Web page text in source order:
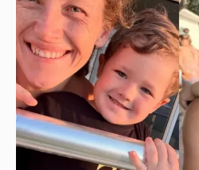
"Не люблю маму. Мама
Шмыкова призналась,
сын отдалился от неё